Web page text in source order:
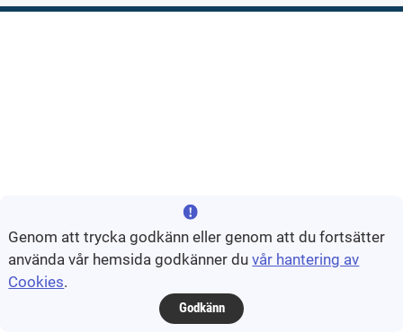
Genom att trycka godkänn eller genom att du fortsätter
använda vår hemsida godkänner duvår hantering av
Cookies.
Godkänn